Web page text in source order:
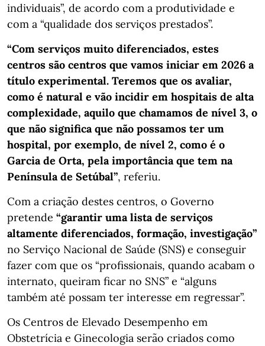
individuais”, de acordo com a produtividade e
com a “qualidade dos serviços prestados”.
“Com serviços muito diferenciados, estes
centros são centros que vamos iniciar em 2026 a
título experimental. Teremos que os avaliar,
como é natural e vão incidir em hospitais de alta
complexidade, aquilo que chamamos de nível 3, o
que não significa que não possamos ter um
hospital, por exemplo, de nível 2, como é o
Garcia de Orta, pela importância que tem na
Península de Setúbal”, referiu.
Com a criação destes centros, o Governo
pretende “garantir uma lista de serviços
altamente diferenciados, formação, investigação”
no Serviço Nacional de Saúde (SNS) e conseguir
fazer com que os “profissionais, quando acabam o
internato, queiram ficar no SNS” e “alguns
também até possam ter interesse em regressar”.
Os Centros de Elevado Desempenho em
Obstetrícia e Ginecologia serão criados como